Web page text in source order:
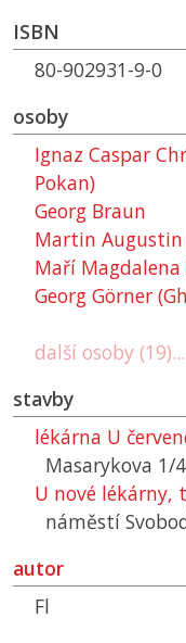
ISBN
80-902931-9-0
osoby
Ignaz Caspar
Pokan)
Georg Braun
Martin Augustin
Maří
Georg Görner
další osoby (19)...
stavby
lékárna U
Masarykova 1/
U nové lékárny,
náměstí
autor
Fl